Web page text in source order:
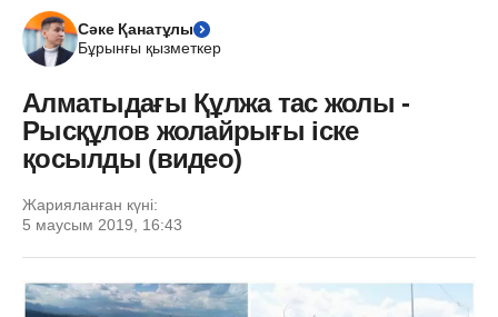
Сәке Қанатұлы
Бұрынғы қызметкер
Алматыдағы Құлжа тас жолы -
Рысқұлов жолайрығы іске
қосылды (видео)
Жарияланған күні:
5 маусым 2019, 16:43